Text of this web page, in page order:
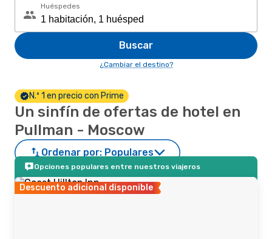
Huéspedes
Buscar
¿Cambiar el destino?
N.º 1 en precio con Prime
Un sinfín de ofertas de hotel en
Pullman - Moscow
Ordenar por: Populares
Opciones populares entre nuestros viajeros
Descuento adicional disponible